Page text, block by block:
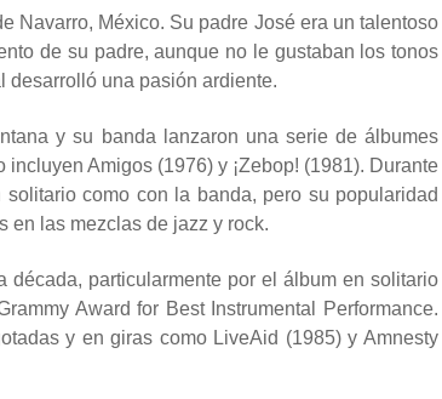
Navarro, México. Su padre José era un talentoso
de su padre, aunque no le gustaban los tonos
desarrolló una pasión ardiente.
y su banda lanzaron una serie de álbumes
Amigos (1976) y ¡Zebop! (1981). Durante
como con la banda, pero su popularidad
en las mezclas de jazz y rock.
particularmente por el álbum en solitario
Award for Best Instrumental Performance.
y en giras como LiveAid (1985) y Amnesty